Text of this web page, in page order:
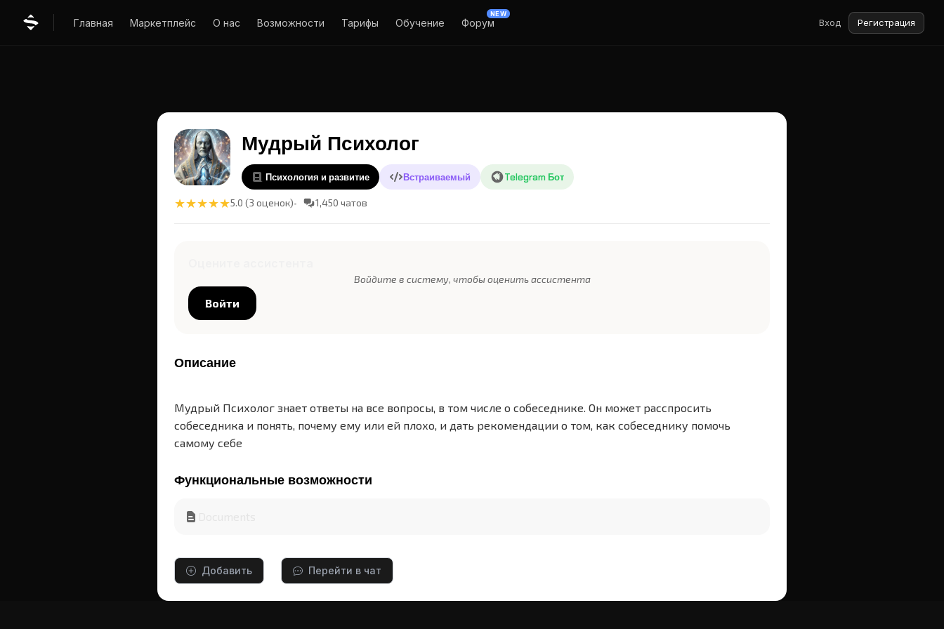
Главная Маркетплейс О нас Возможности Тарифы Обучение Форум
NEW
Вход Регистрация
Мудрый Психолог
Психология и развитие Встраиваемый Telegram Бот
★★★★★5.0 (3 оценок) 1,450 чатов
Войдите в систему, чтобы оценить ассистента
Войти
Описание
Мудрый Психолог знает ответы на все вопросы, в том числе о собеседнике. Он может расспросить
собеседника и понять, почему ему или ей плохо, и дать рекомендации о том, как собеседнику помочь
самому себе
Функциональные возможности
Добавить Перейти в чат